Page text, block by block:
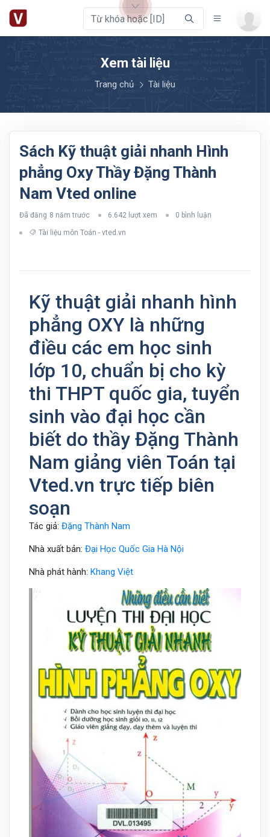
Xem tài liệu
Trang chủ Tài liệu
Sách Kỹ thuật giải nhanh Hình
phẳng Oxy Thầy Đặng Thành
Nam Vted online
Đã đăng 8 năm trước 6.642 lượt xem 0 bình luận
Tài liệu môn Toán - vted.vn
Kỹ thuật giải nhanh hình
phẳng OXY là những
điều các em học sinh
lớp 10, chuẩn bị cho kỳ
thi THPT quốc gia, tuyển
sinh vào đại học cần
biết do thầy Đặng Thành
Nam giảng viên Toán tại
Vted.vn trực tiếp biên
soạn
Tác giả: Đặng Thành Nam
Nhà xuất bản: Đại Học Quốc Gia Hà Nội
Nhà phát hành: Khang Việt